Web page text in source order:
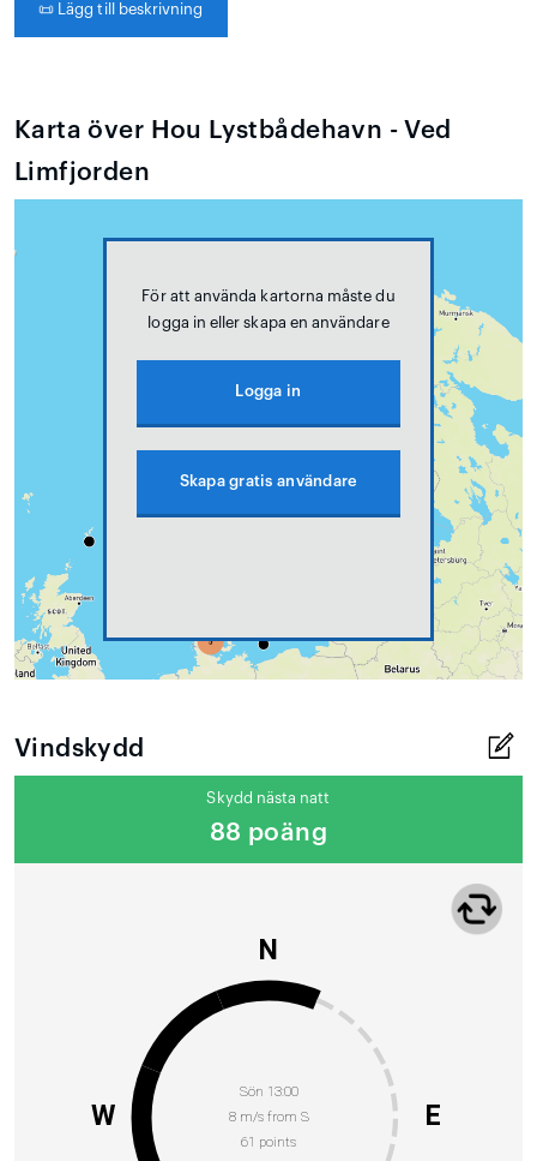
📜 Lägg till beskrivning
Karta över Hou Lystbådehavn - Ved
Limfjorden
För att använda kartorna måste du
logga in eller skapa en användare
Logga in
Skapa gratis användare
Vindskydd
Skydd nästa natt
88 poäng
Sön 13:00
8 m/s from S
61 points
N
E
W